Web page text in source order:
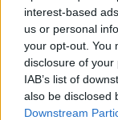
interest-based
us or personal
your opt-out. You
disclosure of
IAB’s list of
also be disclosed
Downstream